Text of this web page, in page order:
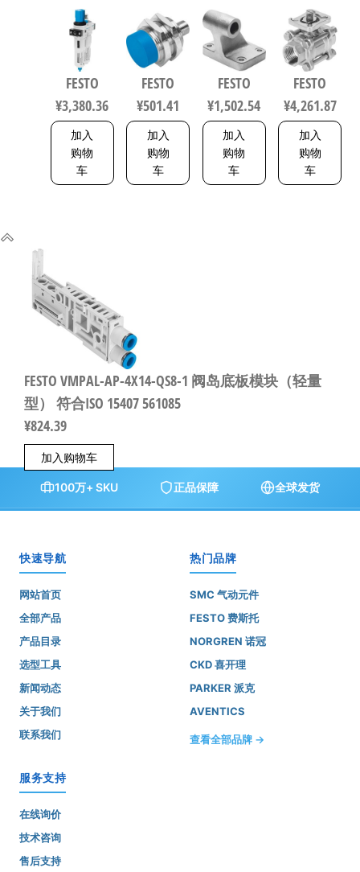
MAXI 过滤
减压阀润
滑器组合
符合ISO
8573-1:2010
162744
FESTO
¥3,380.36
加入
购物
车
S-L 电感式
接近传感
器 符合EN
60947-5-2
150443
FESTO
¥501.41
加入
购物
车
动化零部
件 规格200
9038
FESTO
¥1,502.54
加入
购物
车
F0710-
V15V16 不
锈钢球阀
行程63mm
符合ISO
5211 0710
FESTO
¥4,261.87
加入
购物
车
FESTO VMPAL-AP-4X14-QS8-1 阀岛底板模块（轻量
型） 符合ISO 15407 561085
¥824.39
加入购物车
100万+ SKU 正品保障 全球发货
快速导航
网站首页
全部产品
产品目录
选型工具
新闻动态
关于我们
联系我们
热门品牌
SMC 气动元件
FESTO 费斯托
NORGREN 诺冠
CKD 喜开理
PARKER 派克
AVENTICS
查看全部品牌 →
服务支持
在线询价
技术咨询
售后支持